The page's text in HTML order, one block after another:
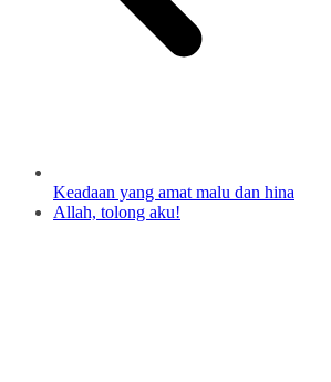
Keadaan yang amat malu dan hina
Allah, tolong aku!